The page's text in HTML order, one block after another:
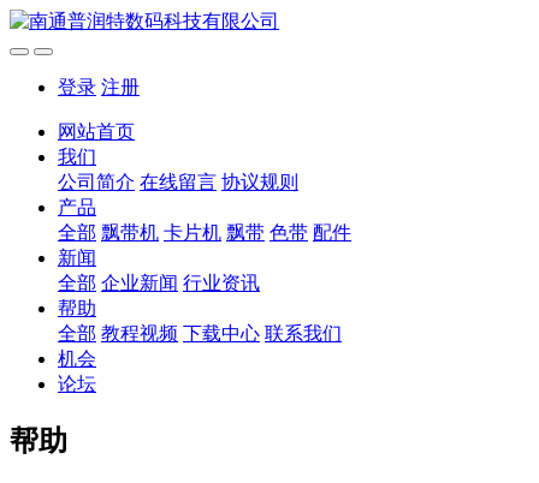
登录 注册
网站首页
我们
公司简介 在线留言 协议规则
产品
全部 飘带机 卡片机 飘带 色带 配件
新闻
全部 企业新闻 行业资讯
帮助
全部 教程视频 下载中心 联系我们
机会
论坛
帮助